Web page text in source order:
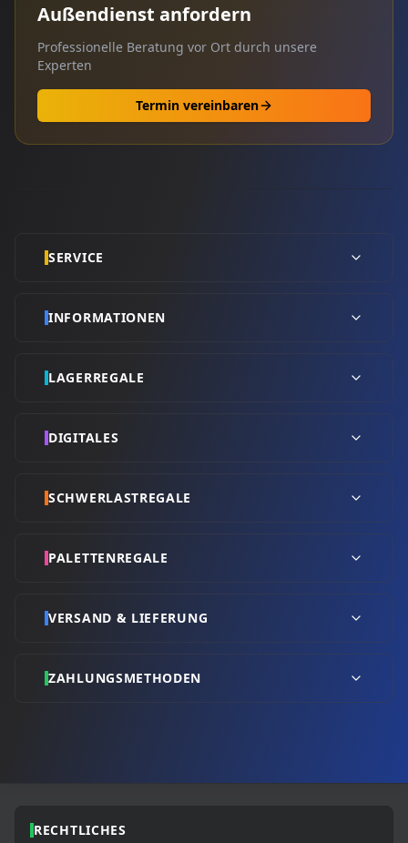
Außendienst anfordern
Professionelle Beratung vor Ort durch unsere
Experten
Termin vereinbaren
SERVICE
INFORMATIONEN
LAGERREGALE
DIGITALES
SCHWERLASTREGALE
PALETTENREGALE
VERSAND & LIEFERUNG
ZAHLUNGSMETHODEN
RECHTLICHES